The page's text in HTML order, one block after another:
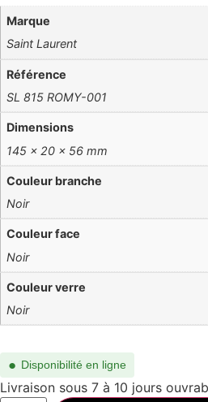
Référence
SL 815 ROMY-001
Dimensions
145 × 20 × 56 mm
Couleur branche
Noir
Couleur face
Noir
Couleur verre
Noir
Marque
Saint Laurent
● Disponibilité en ligne
Livraison sous 7 à 10 jours